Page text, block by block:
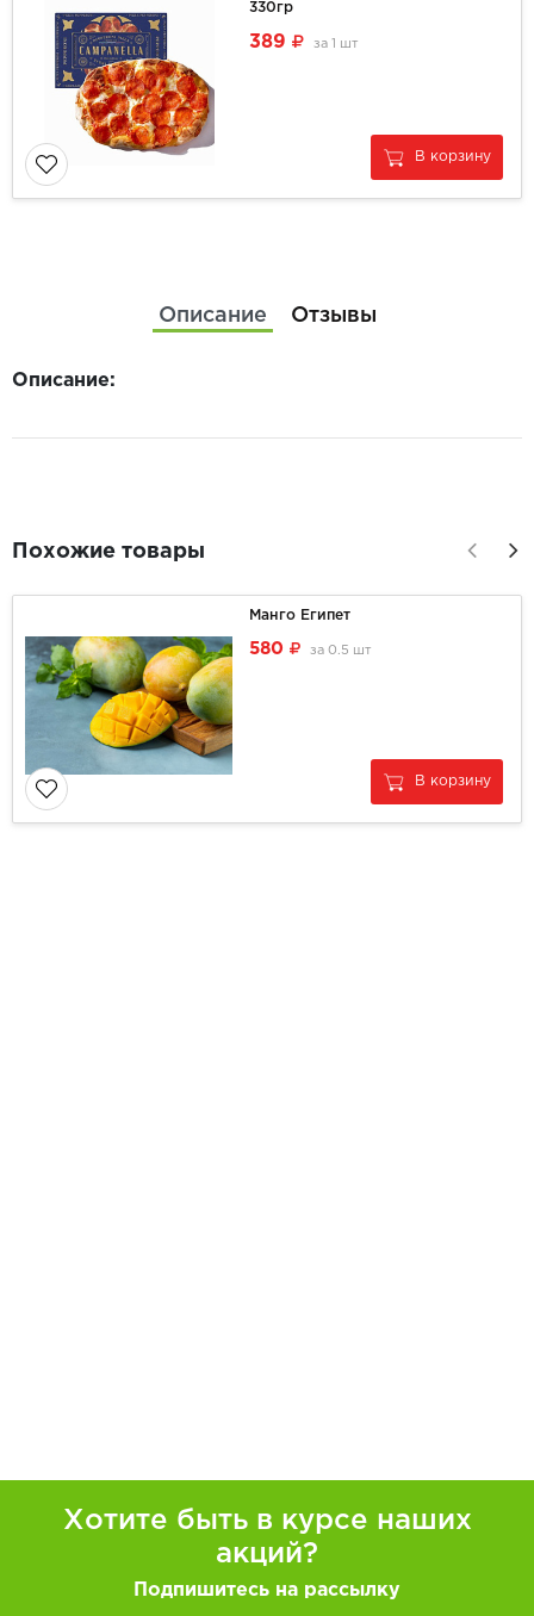
330гр
389 за 1 шт
В корзину
Описание Отзывы
Описание:
Похожие товары
Манго Египет
580 за 0.5 шт
В корзину
Хотите быть в курсе наших
акций?
Подпишитесь на рассылку